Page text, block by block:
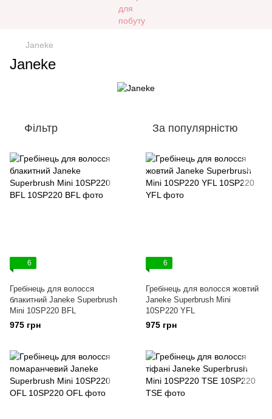
Janeke
Janeke
Фільтр За популярністю
6
Гребінець для волосся
блакитний Janeke Superbrush
Mini 10SP220 ВFL
975 грн
6
Гребінець для волосся жовтий
Janeke Superbrush Mini
10SP220 YFL
975 грн